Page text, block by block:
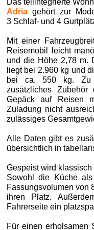
Das teilintegrierte
Adriagehört zur
3 Schlaf- und 4
Mit einer
Reisemobil leicht
und die Höhe 2,78 m.
liegt bei 2.960 kg und
bei ca. 550 kg. Zu
zusätzliches
Gepäck auf Reisen
Zuladung nicht
zulässiges
Alle Daten gibt es
übersichtlich in
Gespeist wird
Sowohl die Küche
Fassungsvolumen von
ihren Platz.
Fahrerseite ein
Für einen erholsamen